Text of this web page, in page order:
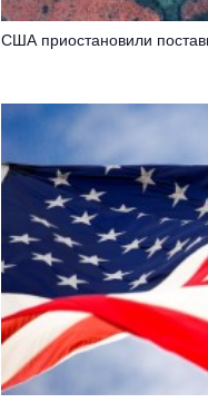
США приостановили